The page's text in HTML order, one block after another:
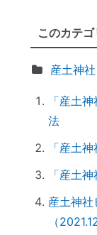
しち
【心
実は
「鉄
拭く
怒っ
こう
このカテ
産土神
「産土
法
「産土
「産土
産土神
（